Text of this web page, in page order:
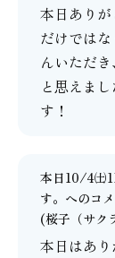
本日あり
だけでは
んいただ
と思えま
す！
本日10/4㈯
す。 へのコ
(桜子（サク
本日はあ